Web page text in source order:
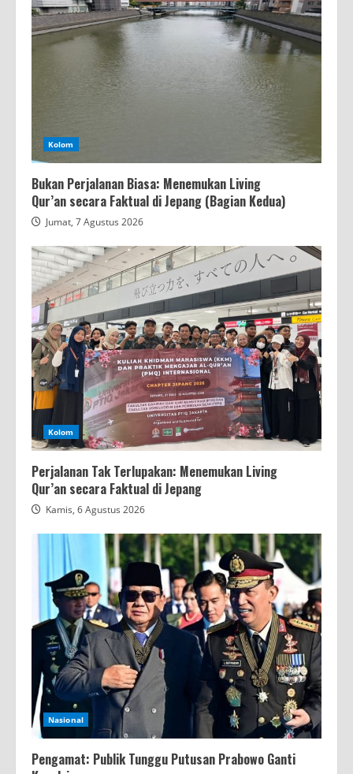
Kolom
Bukan Perjalanan Biasa: Menemukan Living
Qur’an secara Faktual di Jepang (Bagian Kedua)
Jumat, 7 Agustus 2026
Kolom
Perjalanan Tak Terlupakan: Menemukan Living
Qur’an secara Faktual di Jepang
Kamis, 6 Agustus 2026
Nasional
Pengamat: Publik Tunggu Putusan Prabowo Ganti